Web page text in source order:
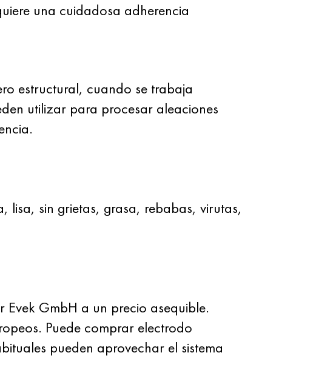
una cuidadosa adherencia
estructural, cuando se trabaja
utilizar para procesar aleaciones
lisa, sin grietas, grasa, rebabas, virutas,
GmbH a un precio asequible.
Puede comprar electrodo
pueden aprovechar el sistema